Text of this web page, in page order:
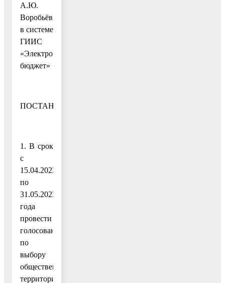
А.Ю.
Воробьёвым
в системе
ГИИС
«Электронный
бюджет»
ПОСТАНОВЛЯЮ
1. В срок
с
15.04.2023
по
31.05.2023
года
провести
голосование
по
выбору
общественных
территорий,